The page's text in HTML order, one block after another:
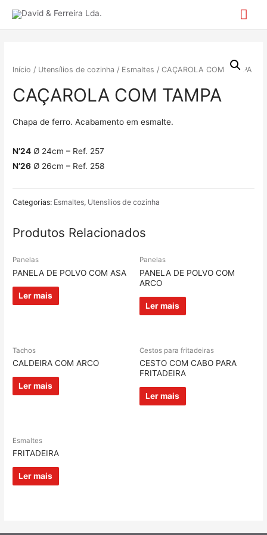
Início / Utensílios de cozinha / Esmaltes / CAÇAROLA COM TAMPA
CAÇAROLA COM TAMPA
Chapa de ferro. Acabamento em esmalte.
N’24 Ø 24cm – Ref. 257
N’26 Ø 26cm – Ref. 258
Categorias: Esmaltes, Utensílios de cozinha
Produtos Relacionados
Panelas
PANELA DE POLVO COM ASA
Ler mais
Panelas
PANELA DE POLVO COM
ARCO
Ler mais
Tachos
CALDEIRA COM ARCO
Ler mais
Cestos para fritadeiras
CESTO COM CABO PARA
FRITADEIRA
Ler mais
Esmaltes
FRITADEIRA
Ler mais